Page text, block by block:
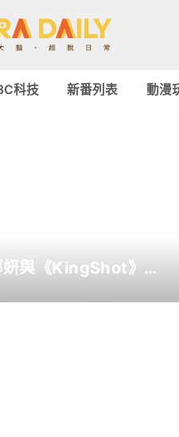
科技 新番列表 動漫
妍與《KingShot》再